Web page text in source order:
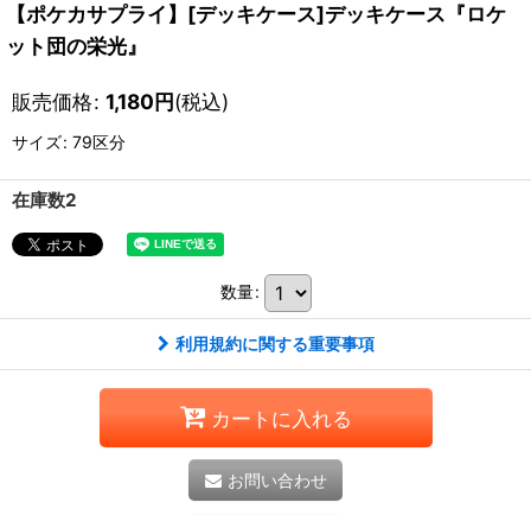
【ポケカサプライ】[デッキケース]デッキケース『ロケ
ット団の栄光』
販売価格: 1,180円(税込)
サイズ: 79区分
在庫数2
数量:
利用規約に関する重要事項
カートに入れる
お問い合わせ